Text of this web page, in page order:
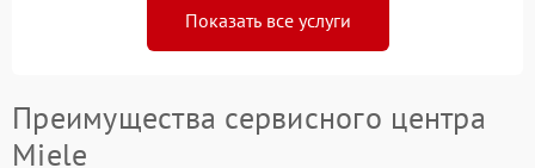
Показать все услуги
Преимущества сервисного центра
Miele